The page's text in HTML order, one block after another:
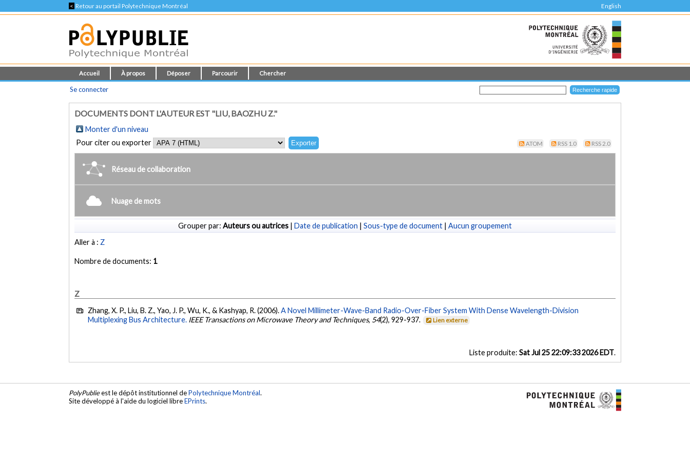
< Retour au portail Polytechnique Montréal English
Accueil À propos Déposer Parcourir Chercher
Se connecter
DOCUMENTS DONT L'AUTEUR EST "LIU, BAOZHU Z."
Monter d'un niveau
Pour citer ou exporter
ATOM RSS 1.0 RSS 2.0
Réseau de collaboration
Nuage de mots
Grouper par: Auteurs ou autrices | Date de publication | Sous-type de document | Aucun groupement
Aller à : Z
Nombre de documents: 1
Z
Zhang, X. P., Liu, B. Z., Yao, J. P., Wu, K., & Kashyap, R. (2006).A Novel Millimeter-Wave-Band Radio-Over-Fiber System With Dense Wavelength-Division
Multiplexing Bus Architecture. IEEE Transactions on Microwave Theory and Techniques, 54(2), 929-937. Lien externe
Liste produite: Sat Jul 25 22:09:33 2026 EDT.
PolyPublieest le dépôt institutionnel dePolytechnique Montréal.
Site développé à l'aide du logiciel libreEPrints.